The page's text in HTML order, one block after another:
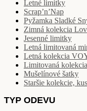
Letné limitky
Scrap’n’Nap
Pyžamka Sladké
Zimná kolekcia
Jesenné limitky
Letná limitovaná
Letná kolekcia
Limitovaná
Mušelínové šatky
Staršie kolekcie,
TYP ODEVU